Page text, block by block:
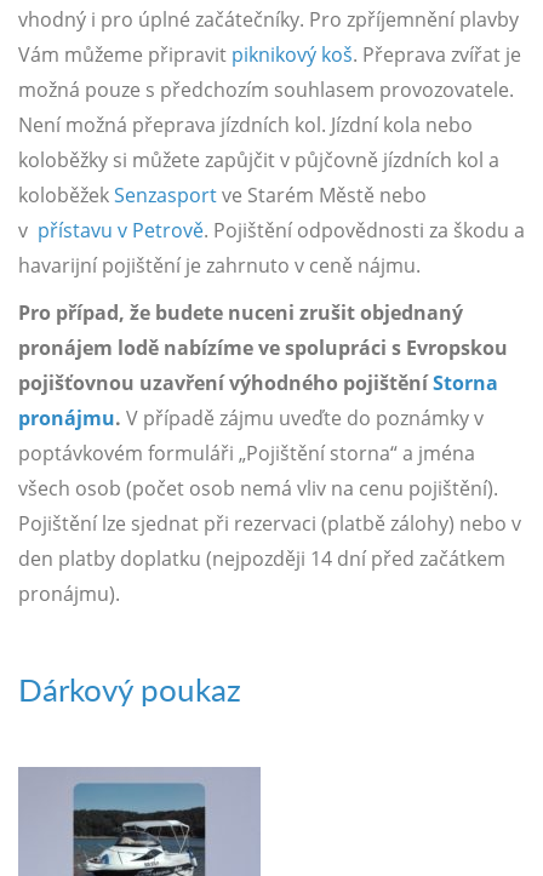
vhodný i pro úplné začátečníky. Pro zpříjemnění plavby
Vám můžeme připravit piknikový koš. Přeprava zvířat je
možná pouze s předchozím souhlasem provozovatele.
Není možná přeprava jízdních kol. Jízdní kola nebo
koloběžky si můžete zapůjčit v půjčovně jízdních kol a
koloběžekSenzasportve Starém Městě nebo
v přístavu v Petrově. Pojištění odpovědnosti za škodu a
havarijní pojištění je zahrnuto v ceně nájmu.
Pro případ, že budete nuceni zrušit objednaný
pronájem lodě nabízíme ve spolupráci s Evropskou
pojišťovnou uzavření výhodného pojištěníStorna
pronájmu. V případě zájmu uveďte do poznámky v
poptávkovém formuláři „Pojištění storna“ a jména
všech osob (počet osob nemá vliv na cenu pojištění).
Pojištění lze sjednat při rezervaci (platbě zálohy) nebo v
den platby doplatku (nejpozději 14 dní před začátkem
pronájmu).
Dárkový poukaz